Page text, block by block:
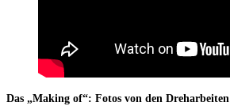
Das „Making of“: Fotos von den Dreharbeiten